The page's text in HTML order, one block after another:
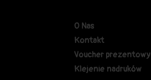
O Nas
Kontakt
Voucher prezentowy
Klejenie nadruków